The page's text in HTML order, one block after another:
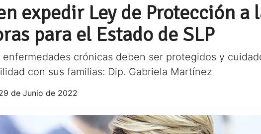
expedir Ley de Protección a
para el Estado de SLP
enfermedades crónicas deben ser protegidos y
con sus familias: Dip. Gabriela Martínez
de Junio de 2022